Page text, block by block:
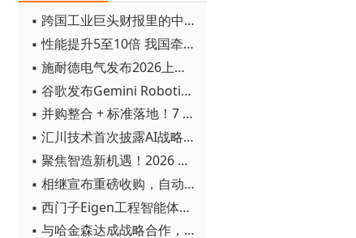
▪ 跨国工业巨头财报里的中国成绩单
▪ 性能提升5至10倍 我国牵头制定的WiTSnet工业以太网国际标准正式发布
▪ 施耐德电气发布2026上半年可持续发展成绩单 "Impact 2030"路线图开局稳健
▪ 谷歌发布Gemini Robotics 2模型 实现人形机器人全身智能控制突破
▪ 并购整合 + 标准落地！7 月工业自动化产业动态速递
▪ 汇川技术首次披露AI战略进展：从两个方面推动“AI业务化”落地
▪ 聚焦智造新机遇！2026 青岛数字化及智能制造技术论坛圆满落幕
▪ 相继宣布重磅收购，自动化巨头新一轮并购潮剑指何方？
▪ 西门子Eigen工程智能体落地中国，工业AI跨越物理世界“确定性”拐点
▪ 与哈金森达成战略合作，乐聚机器人何以持续获得工业巨头青睐？